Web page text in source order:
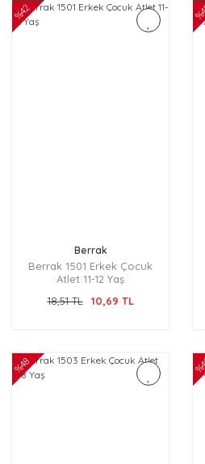
%42
Berrak
Berrak 1501 Erkek Çocuk
Atlet 11-12 Yaş
18,51 TL
10,69 TL
%48